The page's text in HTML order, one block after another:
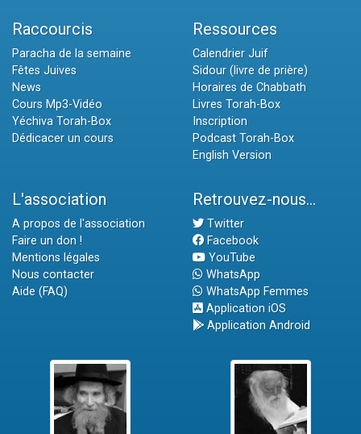
Raccourcis
Paracha de la semaine
Fêtes Juives
News
Cours Mp3-Vidéo
Yéchiva Torah-Box
Dédicacer un cours
Ressources
Calendrier Juif
Sidour (livre de prière)
Horaires de Chabbath
Livres Torah-Box
Inscription
Podcast Torah-Box
English Version
L'association
A propos de l'association
Faire un don !
Mentions légales
Nous contacter
Aide (FAQ)
Retrouvez-nous...
Twitter
Facebook
YouTube
WhatsApp
WhatsApp Femmes
Application iOS
Application Android